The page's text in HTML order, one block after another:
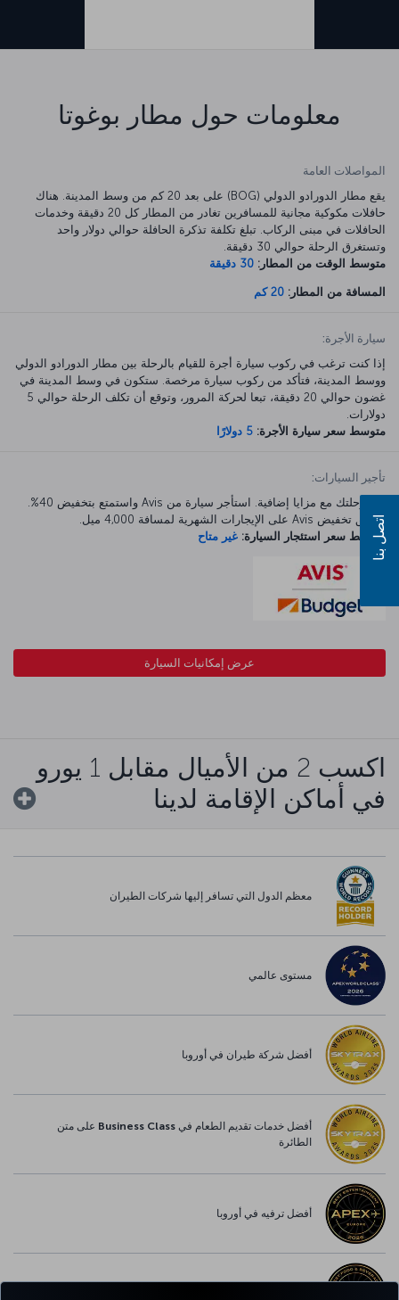
معلومات حول مطار بوغوتا
المواصلات العامة
يقع مطار الدورادو الدولي (BOG) على بعد 20 كم من وسط المدينة. هناك
حافلات مكوكية مجانية للمسافرين تغادر من المطار كل 20 دقيقة وخدمات
الحافلات في مبنى الركاب. تبلغ تكلفة تذكرة الحافلة حوالي دولار واحد
وتستغرق الرحلة حوالي 30 دقيقة.
متوسط الوقت من المطار: 30 دقيقة
المسافة من المطار: 20 كم
سيارة الأجرة:
إذا كنت ترغب في ركوب سيارة أجرة للقيام بالرحلة بين مطار الدورادو الدولي
ووسط المدينة، فتأكد من ركوب سيارة مرخصة. ستكون في وسط المدينة في
غضون حوالي 20 دقيقة، تبعا لحركة المرور، وتوقع أن تكلف الرحلة حوالي 5
دولارات.
متوسط سعر سيارة الأجرة: 5 دولارًا
تأجير السيارات:
ابدأ رحلتك مع مزايا إضافية. استأجر سيارة من Avis واستمتع بتخفيض 40%.
ينطبق تخفيض Avis على الإيجارات الشهرية لمسافة 4,000 ميل.
متوسط سعر استئجار السيارة: غير متاح
عرض إمكانيات السيارة
اكسب 2 من الأميال مقابل 1 يورو
في أماكن الإقامة لدينا
معظم الدول التي تسافر إليها شركات الطيران
مستوى عالمي
أفضل شركة طيران في أوروبا
أفضل خدمات تقديم الطعام في Business Class على متن
الطائرة
أفضل ترفيه في أوروبا
اتصل بنا